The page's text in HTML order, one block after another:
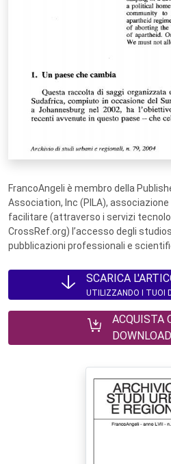
FrancoAngeli è membro della
Association, Inc (PILA),
facilitare (attraverso i servizi
CrossRef.org) l’accesso degli
pubblicazioni professionali e
SCARICA
UTILIZZANDO I TUOI
ACQUISTA